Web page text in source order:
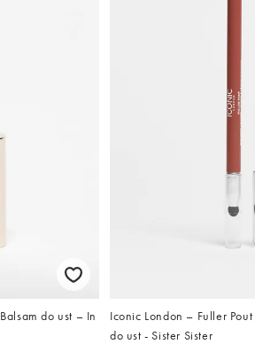
do ust – In
Iconic London – Fuller
do ust - Sister Sister